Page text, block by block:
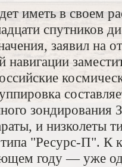
иметь в своем
спутников
заявил
и низколеты
"Ресурс-П". К
году — уже